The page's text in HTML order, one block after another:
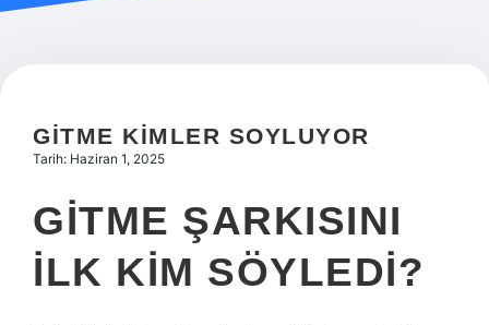
Hakkımızda
GITME KIMLER SOYLUYOR
Tarih: Haziran 1, 2025
GITME ŞARKISINI
ILK KIM SÖYLEDI?